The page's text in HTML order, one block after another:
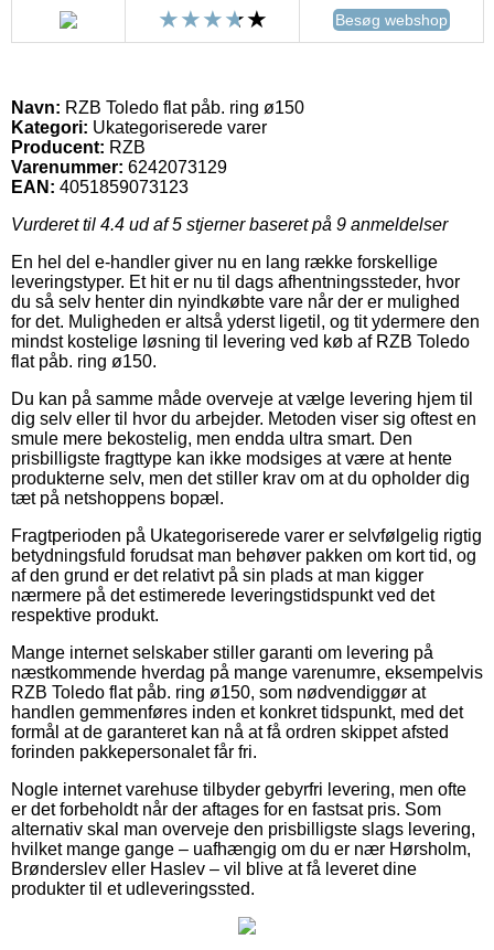
Besøg webshop
Navn: RZB Toledo flat påb. ring ø150
Kategori: Ukategoriserede varer
Producent: RZB
Varenummer: 6242073129
EAN: 4051859073123
Vurderet til 4.4 ud af 5 stjerner baseret på 9 anmeldelser
En hel del e-handler giver nu en lang række forskellige
leveringstyper. Et hit er nu til dags afhentningssteder, hvor
du så selv henter din nyindkøbte vare når der er mulighed
for det. Muligheden er altså yderst ligetil, og tit ydermere den
mindst kostelige løsning til levering ved køb af RZB Toledo
flat påb. ring ø150.
Du kan på samme måde overveje at vælge levering hjem til
dig selv eller til hvor du arbejder. Metoden viser sig oftest en
smule mere bekostelig, men endda ultra smart. Den
prisbilligste fragttype kan ikke modsiges at være at hente
produkterne selv, men det stiller krav om at du opholder dig
tæt på netshoppens bopæl.
Fragtperioden på Ukategoriserede varer er selvfølgelig rigtig
betydningsfuld forudsat man behøver pakken om kort tid, og
af den grund er det relativt på sin plads at man kigger
nærmere på det estimerede leveringstidspunkt ved det
respektive produkt.
Mange internet selskaber stiller garanti om levering på
næstkommende hverdag på mange varenumre, eksempelvis
RZB Toledo flat påb. ring ø150, som nødvendiggør at
handlen gemmenføres inden et konkret tidspunkt, med det
formål at de garanteret kan nå at få ordren skippet afsted
forinden pakkepersonalet får fri.
Nogle internet varehuse tilbyder gebyrfri levering, men ofte
er det forbeholdt når der aftages for en fastsat pris. Som
alternativ skal man overveje den prisbilligste slags levering,
hvilket mange gange – uafhængig om du er nær Hørsholm,
Brønderslev eller Haslev – vil blive at få leveret dine
produkter til et udleveringssted.